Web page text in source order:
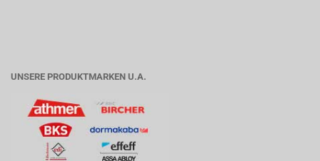
UNSERE PRODUKTMARKEN U.A.